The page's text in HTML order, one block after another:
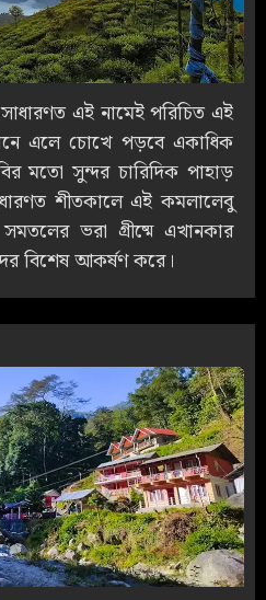
এই নামেই পরিচিত এই
এলে চোখে পড়বে একাধিক
মতো সুন্দর চারিদিক পাহাড়
শীতকালে এই কমলালেবু
ভরা গ্রীষ্মে এখানকার
বিশেষ আকর্ষণ করে।